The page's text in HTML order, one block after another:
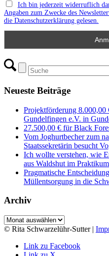
Ich bin jederzeit widerruflich
Angaben zum Zwecke des
die Datenschutzerklärung gelesen.
Neueste Beiträge
Projektförderung 8.000,00
Gundelfingen e.V. in
27.500,00 € für Black
Vom Joghurtbecher zum
Staatssekretärin besucht
Ich wollte verstehen, wie
aus Waldshut im
Pragmatische
Müllentsorgung in die
Archiv
Archiv
© Rita Schwarzelühr-Sutter |
Link zu Facebook